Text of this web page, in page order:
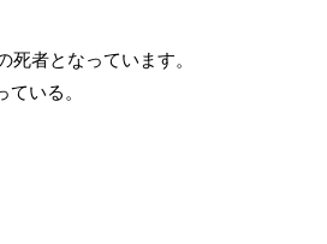
者となっています。
いる。